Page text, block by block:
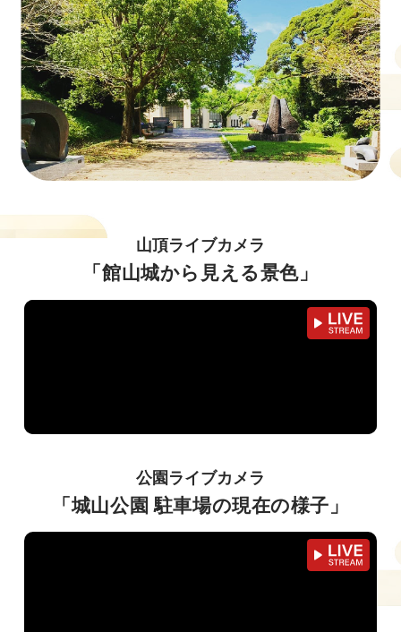
山頂ライブカメラ
「館山城から見える景色」
公園ライブカメラ
「城山公園 駐車場の現在の様子」